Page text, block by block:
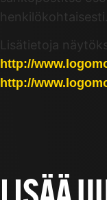
henkilökohtaisesti.
Lisätietoja
http://
http://